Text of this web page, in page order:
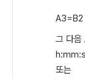
A3=B2
그 다음
또는